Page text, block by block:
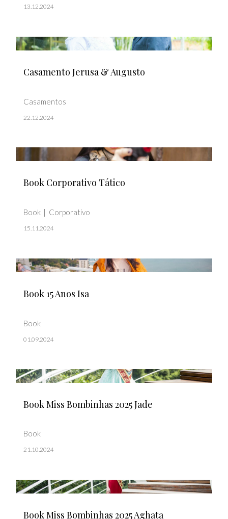
13.12.2024
Casamento Jerusa & Augusto
Casamentos
22.12.2024
Book Corporativo Tático
Book Corporativo
15.11.2024
Book 15 Anos Isa
Book
01.09.2024
Book Miss Bombinhas 2025 Jade
Book
21.10.2024
Book Miss Bombinhas 2025 Aghata